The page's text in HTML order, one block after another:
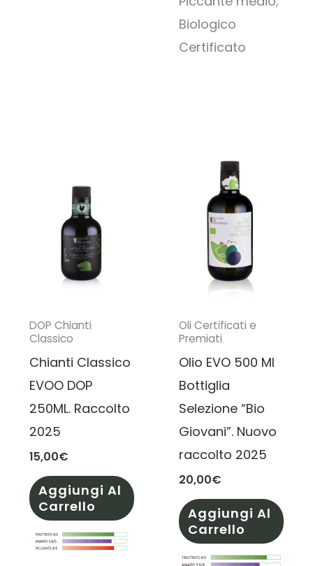
Biologico
Certificato
DOP Chianti
Classico
Chianti Classico
EVOO DOP
250ML. Raccolto
2025
15,00€
Aggiungi Al
Carrello
Oli Certificati e
Premiati
Olio EVO 500 Ml
Bottiglia
Selezione “Bio
Giovani”. Nuovo
raccolto 2025
20,00€
Aggiungi Al
Carrello